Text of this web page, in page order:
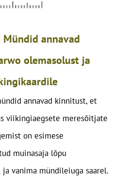
Mündid annavad
olemasolust ja
annavad kinnitust, et
viikingiaegsete meresõitjate
on esimese
muinasaja lõpu
ja vanima mündileiuga saarel.